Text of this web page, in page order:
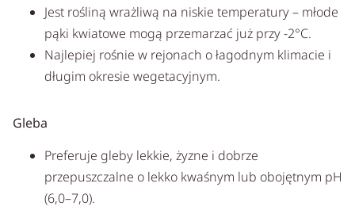
Jest rośliną wrażliwą na niskie temperatury – młode
pąki kwiatowe mogą przemarzać już przy -2°C.
Najlepiej rośnie w rejonach o łagodnym klimacie i
długim okresie wegetacyjnym.
Gleba
Preferuje gleby lekkie, żyzne i dobrze
przepuszczalne o lekko kwaśnym lub obojętnym pH
(6,0–7,0).